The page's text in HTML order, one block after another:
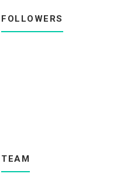
Animasi Puteri
Zahira Slot Drama baru
" PENCARIAN
FOLLOWERS
TEAM